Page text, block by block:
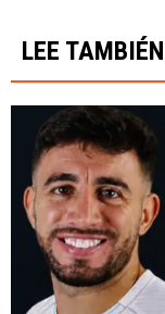
LEE TAMBIÉN